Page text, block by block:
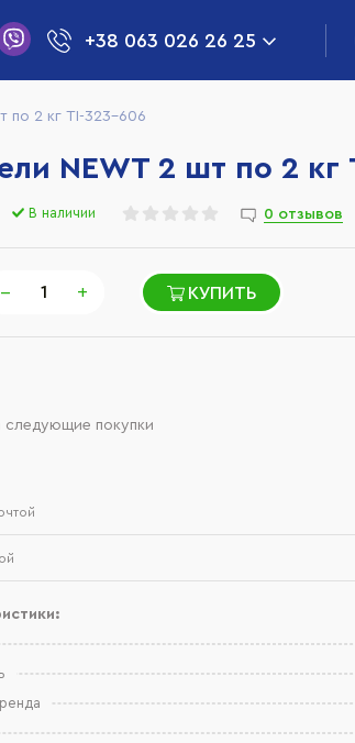
+38 063 026 26 25
по 2 кг TI-323-606
− + КУПИТЬ
NEWT 2 шт по 2 кг
В наличии 0 отзывов
следующие покупки